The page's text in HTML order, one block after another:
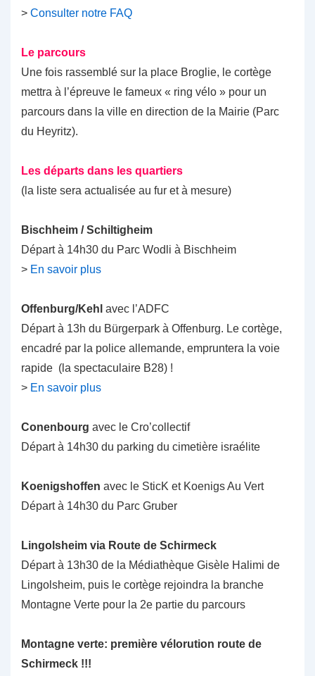
> Consulter notre FAQ
Le parcours
Une fois rassemblé sur la place Broglie, le cortège
mettra à l’épreuve le fameux « ring vélo » pour un
parcours dans la ville en direction de la Mairie (Parc
du Heyritz).
Les départs dans les quartiers
(la liste sera actualisée au fur et à mesure)
Bischheim / Schiltigheim
Départ à 14h30 du Parc Wodli à Bischheim
> En savoir plus
Offenburg/Kehl avec l’ADFC
Départ à 13h du Bürgerpark à Offenburg. Le cortège,
encadré par la police allemande, empruntera la voie
rapide (la spectaculaire B28) !
> En savoir plus
Conenbourg avec le Cro’collectif
Départ à 14h30 du parking du cimetière israélite
Koenigshoffen avec le SticK et Koenigs Au Vert
Départ à 14h30 du Parc Gruber
Lingolsheim via Route de Schirmeck
Départ à 13h30 de la Médiathèque Gisèle Halimi de
Lingolsheim, puis le cortège rejoindra la branche
Montagne Verte pour la 2e partie du parcours
Montagne verte: première vélorution route de
Schirmeck !!!